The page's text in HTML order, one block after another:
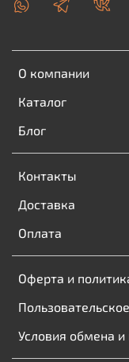
О компании
Каталог
Блог
Контакты
Доставка
Оплата
Оферта и
Условия обмена и